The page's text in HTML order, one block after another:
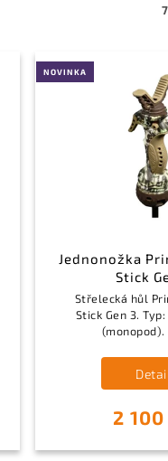
7
NOVINKA
Jednonožka
Stick
2 100
Střelecká hůl
Stick Gen 3.
Funkce: Trigger
otočná